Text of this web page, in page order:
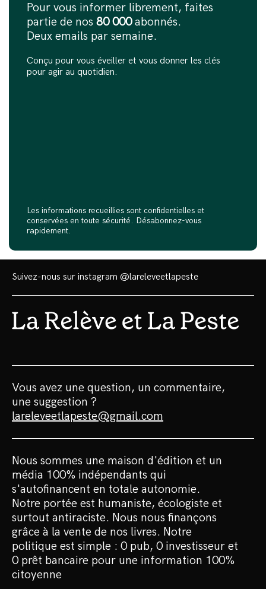
Pour vous informer librement, faites
partie de nos 80 000abonnés.
Deux emails par semaine.
Conçu pour vous éveiller et vous donner les clés
pour agir au quotidien.
Les informations recueillies sont confidentielles et
conservées en toute sécurité. Désabonnez-vous
rapidement.
Suivez-nous sur instagram @lareleveetlapeste
Vous avez une question, un commentaire,
une suggestion ?
lareleveetlapeste@gmail.com
Nous sommes une maison d'édition et un
média 100% indépendants qui
s'autofinancent en totale autonomie.
Notre portée est humaniste, écologiste et
surtout antiraciste. Nous nous finançons
grâce à la vente de nos livres. Notre
politique est simple : 0 pub, 0 investisseur et
0 prêt bancaire pour une information 100%
citoyenne